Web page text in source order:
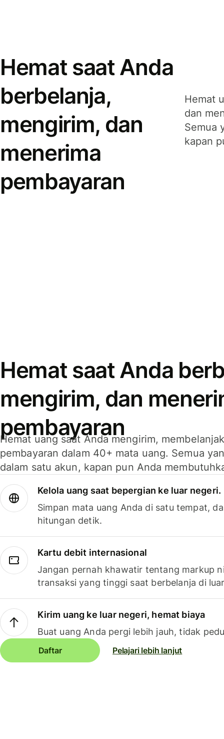
Hemat saat Anda
berbelanja,
mengirim, dan
menerima
pembayaran
Hemat
dan
Semua
kapan
Hemat saat Anda
mengirim, dan
pembayaran
Hemat uang saat Anda mengirim,
pembayaran dalam 40+ mata uang. Semua
dalam satu akun, kapan pun Anda
Kelola uang saat bepergian ke luar negeri.
Simpan mata uang Anda di satu tempat,
hitungan detik.
Kartu debit internasional
Jangan pernah khawatir tentang markup
transaksi yang tinggi saat berbelanja di
Kirim uang ke luar negeri, hemat biaya
Buat uang Anda pergi lebih jauh, tidak
Daftar Pelajari lebih lanjut